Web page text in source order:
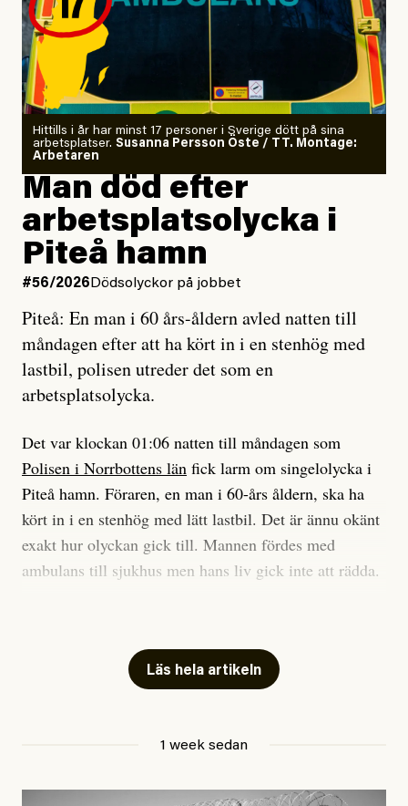
på kursgården Ängsbacka.
Jag är tränad i kontaktimprodans
och utbildad kaospilot.
Om läkaren säger vaccinera dig
så säger jag tvärtemot.
Jag lärde mig renovera
enligt uråldrig metod
och lade min sista ungdom
på att laga en gammal bod.
Jag sökte ljuset och meningen,
efter det som var rent, rätt och sant,
och aldrig såg jag det klarare än
när jag ombord på bussen hjälpte en tant.
#23/2026Intervjun
Jesper Lundby: ”Livet i sig
är ganska politiskt”
Hittills i år har minst 17 personer i Sverige dött på sina
arbetsplatser. Susanna Persson Öste / TT. Montage:
Arbetaren
Man död efter
arbetsplatsolycka i
Piteå hamn
#56/2026 Dödsolyckor på jobbet
Piteå: En man i 60 års-åldern avled natten till
måndagen efter att ha kört in i en stenhög med
lastbil, polisen utreder det som en
arbetsplatsolycka.
Det var klockan 01:06 natten till måndagen som
Polisen i Norrbottens län fick larm om singelolycka i
Piteå hamn. Föraren, en man i 60-års åldern, ska ha
kört in i en stenhög med lätt lastbil. Det är ännu okänt
exakt hur olyckan gick till. Mannen fördes med
ambulans till sjukhus men hans liv gick inte att rädda.
platsen, säger Elis Brännström, RLC-befäl på polisens
ledningscentral tillsvt Norrbotten.
Anhöriga är underrättade.
Hittills i år har minst 17 personer i Sverige dött på sina
Läs hela artikeln
1 week sedan